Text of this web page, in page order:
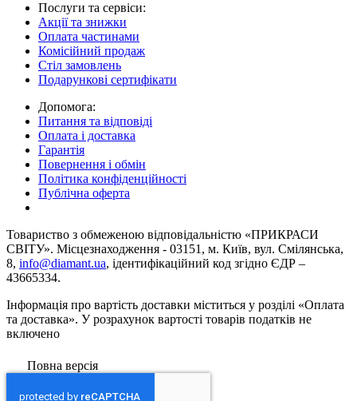
Послуги та сервіси:
Акції та знижки
Оплата частинами
Комісійний продаж
Стіл замовлень
Подарункові сертифікати
Допомога:
Питання та відповіді
Оплата і доставка
Гарантія
Повернення і обмін
Політика конфіденційності
Публічна оферта
Товариство з обмеженою вiдповiдальнiстю «ПРИКРАСИ
СВІТУ». Місцезнаходження - 03151, м. Київ, вул. Смілянська,
8, info@diamant.ua, ідентифікаційний код згідно ЄДР –
43665334.
Інформація про вартість доставки міститься у розділі «Оплата
та доставка». У розрахунок вартості товарів податків не
включено
Повна версія